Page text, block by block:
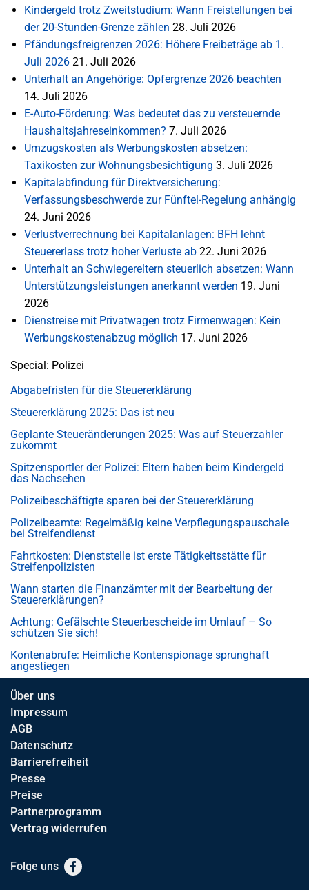
Kindergeld trotz Zweitstudium: Wann Freistellungen bei
der 20-Stunden-Grenze zählen 28. Juli 2026
Pfändungsfreigrenzen 2026: Höhere Freibeträge ab 1.
Juli 2026 21. Juli 2026
Unterhalt an Angehörige: Opfergrenze 2026 beachten
14. Juli 2026
E-Auto-Förderung: Was bedeutet das zu versteuernde
Haushaltsjahreseinkommen? 7. Juli 2026
Umzugskosten als Werbungskosten absetzen:
Taxikosten zur Wohnungsbesichtigung 3. Juli 2026
Kapitalabfindung für Direktversicherung:
Verfassungsbeschwerde zur Fünftel-Regelung anhängig
24. Juni 2026
Verlustverrechnung bei Kapitalanlagen: BFH lehnt
Steuererlass trotz hoher Verluste ab 22. Juni 2026
Unterhalt an Schwiegereltern steuerlich absetzen: Wann
Unterstützungsleistungen anerkannt werden 19. Juni
2026
Dienstreise mit Privatwagen trotz Firmenwagen: Kein
Werbungskostenabzug möglich 17. Juni 2026
Special: Polizei
Abgabefristen für die Steuererklärung
Steuererklärung 2025: Das ist neu
Geplante Steueränderungen 2025: Was auf Steuerzahler
zukommt
Spitzensportler der Polizei: Eltern haben beim Kindergeld
das Nachsehen
Polizeibeschäftigte sparen bei der Steuererklärung
Polizeibeamte: Regelmäßig keine Verpflegungspauschale
bei Streifendienst
Fahrtkosten: Dienststelle ist erste Tätigkeitsstätte für
Streifenpolizisten
Wann starten die Finanzämter mit der Bearbeitung der
Steuererklärungen?
Achtung: Gefälschte Steuerbescheide im Umlauf – So
schützen Sie sich!
Kontenabrufe: Heimliche Kontenspionage sprunghaft
angestiegen
Über uns
Impressum
AGB
Datenschutz
Barrierefreiheit
Presse
Preise
Partnerprogramm
Vertrag widerrufen
Folge uns Facebook